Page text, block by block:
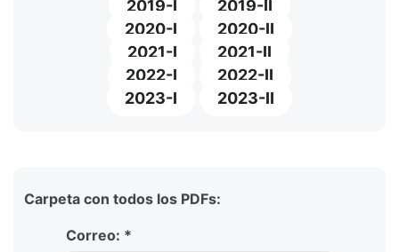
2019-I
2019-II
2020-I
2020-II
2021-I
2021-II
2022-I
2022-II
2023-I
2023-II
Carpeta con todos los PDFs:
Correo: *